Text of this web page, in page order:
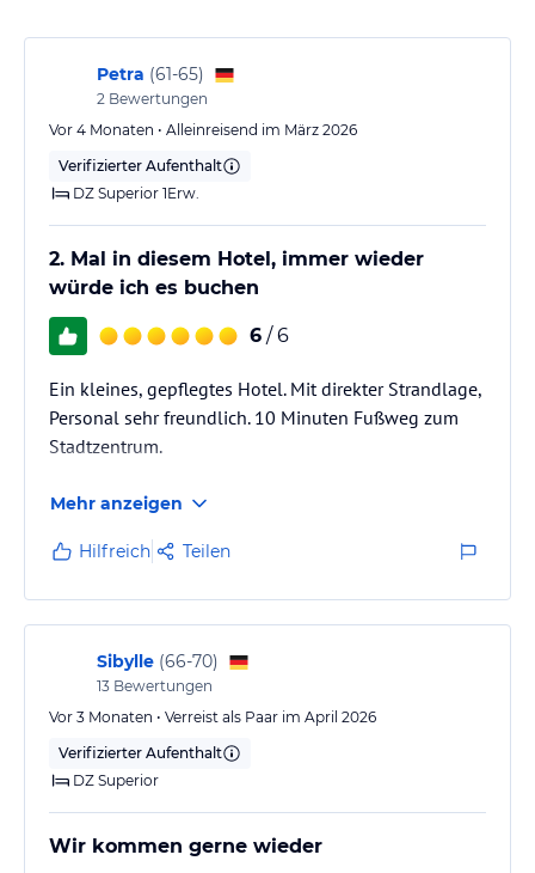
sowie von 10-22 Uhr an der Beachbar.
Sport und Unterhaltung
In unmittelbarer Nähe zum Sandstrand laden zwei
Entspannen und Verweilen ein. Liegen, Badetücher und
Sonnenschirme am Poolbereich kostenfrei zur Verfügung.
Sonstige Einrichtungen und Services
Wi-Fi steht in der gesamten Anlage kostenfrei zur Verfügung.
Hinweis:
Hoteliers-/Veranstalter-/Kataloginformationen. Alle Angaben
ohne Gewähr und ohne Prüfung durch HolidayCheck. Bitte
lies vor der Buchung die verbindlichen Angebotsdetailsdes
jeweiligen Veranstalters.
Petra (61-65)
2 Bewertungen
Vor 4 Monaten • Alleinreisend im März 2026
Verifizierter Aufenthalt
DZ Superior 1Erw.
2. Mal in diesem Hotel, immer wieder
würde ich es buchen
6 / 6
Ein kleines, gepflegtes Hotel. Mit direkter Strandlage,
Personal sehr freundlich. 10 Minuten Fußweg zum
Stadtzentrum.
Mehr anzeigen
Hilfreich Teilen
Sibylle (66-70)
13 Bewertungen
Vor 3 Monaten • Verreist als Paar im April 2026
Verifizierter Aufenthalt
DZ Superior
Wir kommen gerne wieder